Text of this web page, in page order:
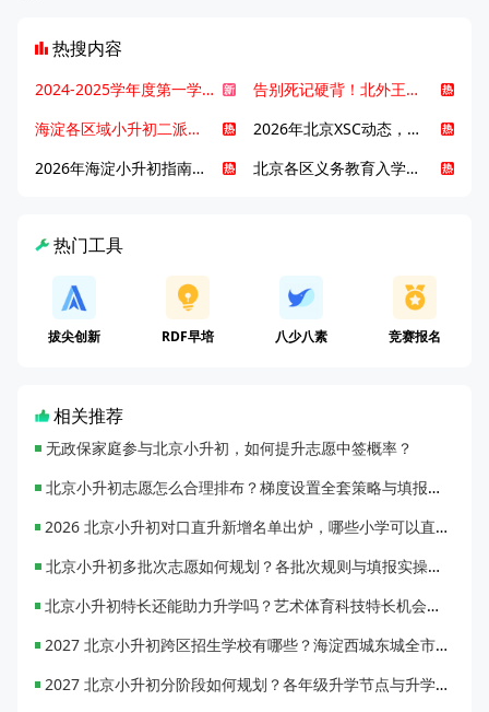
热搜内容
2024-2025学年度第一学期北京各区期末考试真题试卷汇总
告别死记硬背！北外王牌精读词汇课，帮孩子突破英语词汇难关
海淀各区域小升初二派全攻略合集！区域一至五志愿填报、升学策略详解
2026年北京XSC动态，持续更新中ing...
2026年海淀小升初指南，一文了解招生政策要点
北京各区义务教育入学咨询电话汇总，25年小升初家长提前收藏
热门工具
拔尖创新 RDF早培 八少八素 竞赛报名
相关推荐
无政保家庭参与北京小升初，如何提升志愿中签概率？
北京小升初志愿怎么合理排布？梯度设置全套策略与填报避坑指南
2026 北京小升初对口直升新增名单出炉，哪些小学可以直升优质初中？
北京小升初多批次志愿如何规划？各批次规则与填报实操指南
北京小升初特长还能助力升学吗？艺术体育科技特长机会与误区全面解析
2027 北京小升初跨区招生学校有哪些？海淀西城东城全市招生校完整汇总
2027 北京小升初分阶段如何规划？各年级升学节点与升学通道全梳理